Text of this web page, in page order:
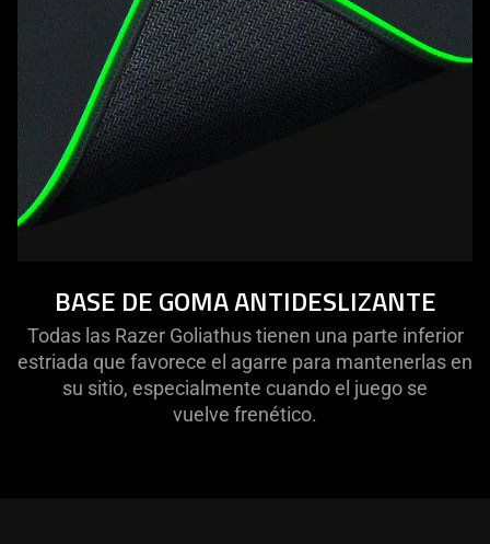
BASE DE GOMA ANTIDESLIZANTE
Todas las Razer Goliathus tienen una parte inferior
estriada que favorece el agarre para mantenerlas en
su sitio, especialmente cuando el juego se
vuelve frenético.